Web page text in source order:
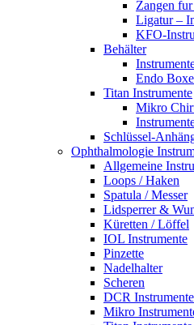
Zangen
Ligatur –
KFO-
Behälter
Endo
Titan Instrumente
Mikro
Schlüssel-
Ophthalmologie
Allgemeine
Loops / Haken
Spatula / Messer
Lidsperrer &
Küretten / Löffel
IOL Instrumente
Pinzette
Nadelhalter
Scheren
DCR Instrumente
Mikro